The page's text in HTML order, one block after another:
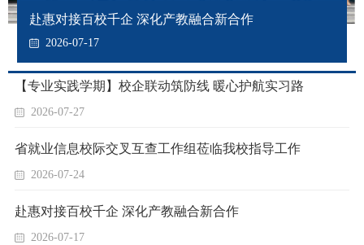
赴惠对接百校千企 深化产教融合新合作
2026-07-17
【专业实践学期】校企联动筑防线 暖心护航实习路
2026-07-27
省就业信息校际交叉互查工作组莅临我校指导工作
2026-07-24
赴惠对接百校千企 深化产教融合新合作
2026-07-17